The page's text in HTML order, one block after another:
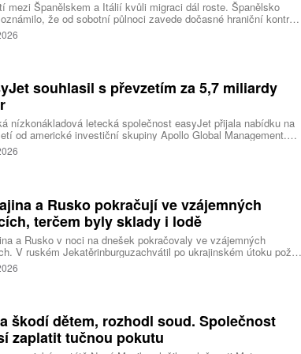
mezi Španělskem a Itálií kvůli migraci dál roste. Španělsko
že od sobotní půlnoci zavede dočasné hraniční kontroly
z Itálie. Opatření má platit do 7. září a je přímou reakcí na
Říma obnovit kontroly u osob přijíždějících ze Španělska po
souhlasil s převzetím za 5,7 miliardy
nízkonákladová letecká společnost easyJet přijala nabídku na
od americké investiční skupiny Apollo Global Management.
oceňuje aerolinku na 5,7 miliardy liber, tedy přibližně 162
korun.
a Rusko pokračují ve vzájemných
terčem byly sklady i lodě
a Rusko v noci na dnešek pokračovaly ve vzájemných
V ruském Jekatěrinburguzachvátil po ukrajinském útoku požár
centrum ruského internetového prodejce Wildberries.
o tom informovala bez podrobností na síti Telegram.
škodí dětem, rozhodl soud. Společnost
zaplatit tučnou pokutu